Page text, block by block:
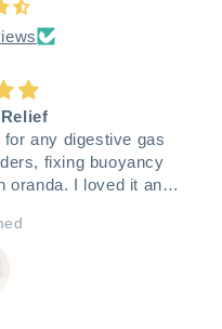
any digestive gas
fixing buoyancy
oranda. I loved it and